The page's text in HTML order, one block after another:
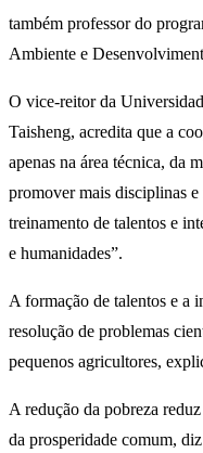
também professor do
Ambiente e
O vice-reitor da
Taisheng, acredita que a
apenas na área técnica, da
promover mais disciplinas
treinamento de talentos e
e humanidades”.
A formação de talentos e a
resolução de problemas
pequenos agricultores,
A redução da pobreza
da prosperidade comum,